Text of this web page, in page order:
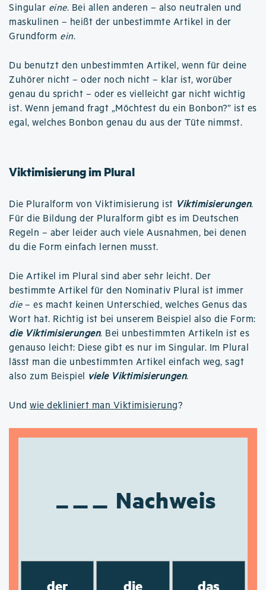
Singular eine. Bei allen anderen – also neutralen und
maskulinen – heißt der unbestimmte Artikel in der
Grundform ein.
Du benutzt den unbestimmten Artikel, wenn für deine
Zuhörer nicht – oder noch nicht – klar ist, worüber
genau du spricht – oder es vielleicht gar nicht wichtig
ist. Wenn jemand fragt „Möchtest du ein Bonbon?” ist es
egal, welches Bonbon genau du aus der Tüte nimmst.
Viktimisierung im Plural
Die Pluralform von Viktimisierung ist Viktimisierungen.
Für die Bildung der Pluralform gibt es im Deutschen
Regeln – aber leider auch viele Ausnahmen, bei denen
du die Form einfach lernen musst.
Die Artikel im Plural sind aber sehr leicht. Der
bestimmte Artikel für den Nominativ Plural ist immer
die– es macht keinen Unterschied, welches Genus das
Wort hat. Richtig ist bei unserem Beispiel also die Form:
die Viktimisierungen. Bei unbestimmten Artikeln ist es
genauso leicht: Diese gibt es nur im Singular. Im Plural
lässt man die unbestimmten Artikel einfach weg, sagt
also zum Beispiel viele Viktimisierungen.
Und wie dekliniert man Viktimisierung?
Nachweis
der die das